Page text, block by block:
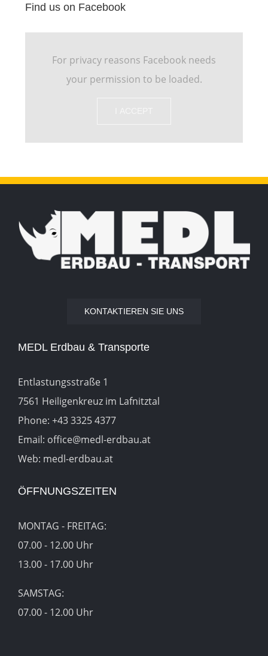
Find us on Facebook
For privacy reasons Facebook needs
your permission to be loaded.
KONTAKTIEREN SIE UNS
MEDL Erdbau & Transporte
Entlastungsstraße 1
7561 Heiligenkreuz im Lafnitztal
Phone: +43 3325 4377
Email: office@medl-erdbau.at
Web: medl-erdbau.at
ÖFFNUNGSZEITEN
MONTAG - FREITAG:
07.00 - 12.00 Uhr
13.00 - 17.00 Uhr
SAMSTAG:
07.00 - 12.00 Uhr